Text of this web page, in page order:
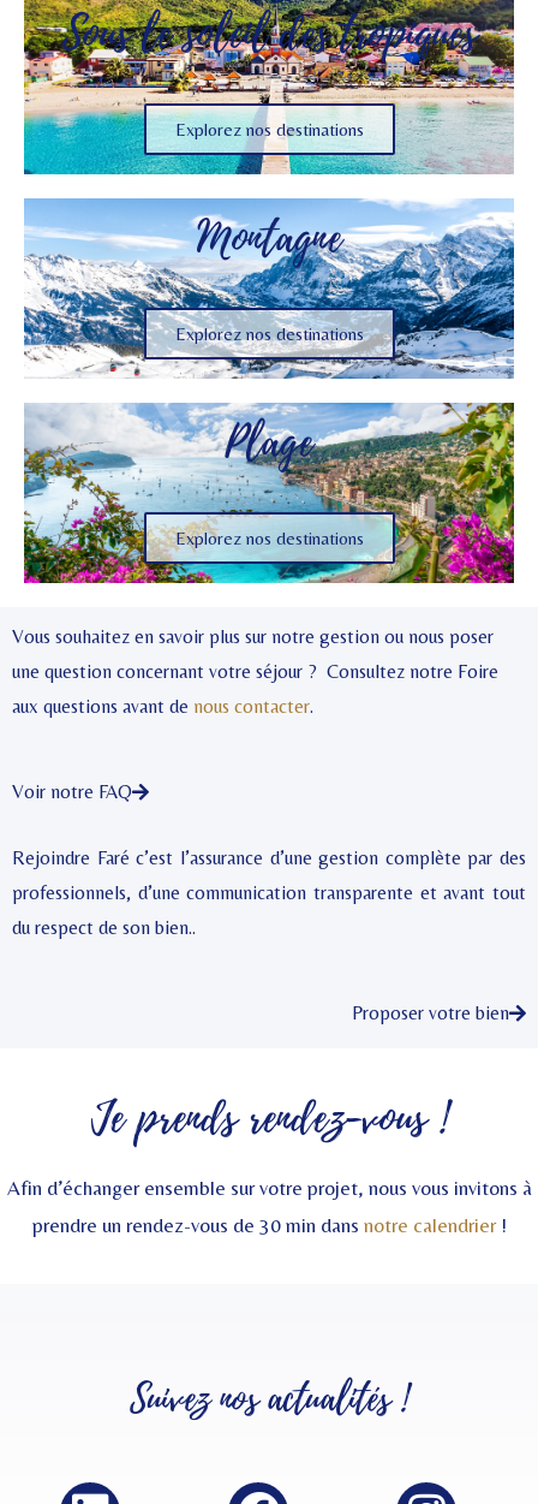
Sous le soleil des tropiques
Explorez nos destinations
Montagne
Explorez nos destinations
Plage
Explorez nos destinations
Vous souhaitez en savoir plus sur notre gestion ou nous poser
une question concernant votre séjour ? Consultez notre Foire
aux questions avant de nous contacter.
Voir notre FAQ
Rejoindre Faré c’est l’assurance d’une gestion complète par des
professionnels, d’une communication transparente et avant tout
du respect de son bien..
Proposer votre bien
Je prends rendez-vous !
Afin d’échanger ensemble sur votre projet, nous vous invitons à
prendre un rendez-vous de 30 min dans notre calendrier!
Suivez nosactualités !